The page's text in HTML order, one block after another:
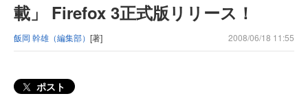
載」 Firefox 3正式版リリース！
飯岡 幹雄（編集部） [著] 2008/06/18 11:55
ポスト